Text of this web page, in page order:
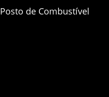
Posto de Combustível